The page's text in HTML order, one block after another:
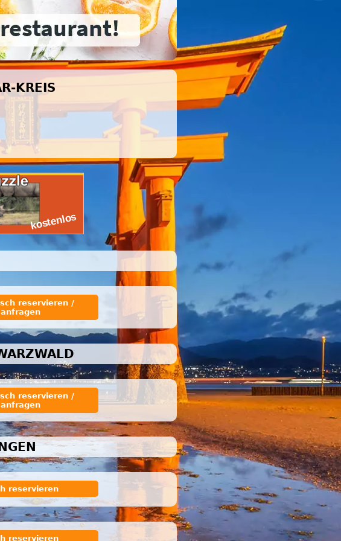
KREIS
reservieren /
anfragen
reservieren /
anfragen
reservieren
reservieren